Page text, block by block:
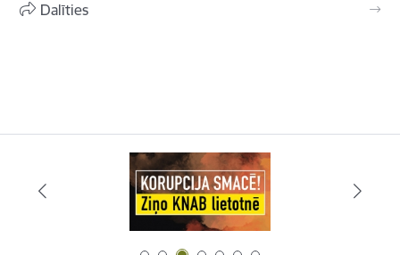
Dalīties